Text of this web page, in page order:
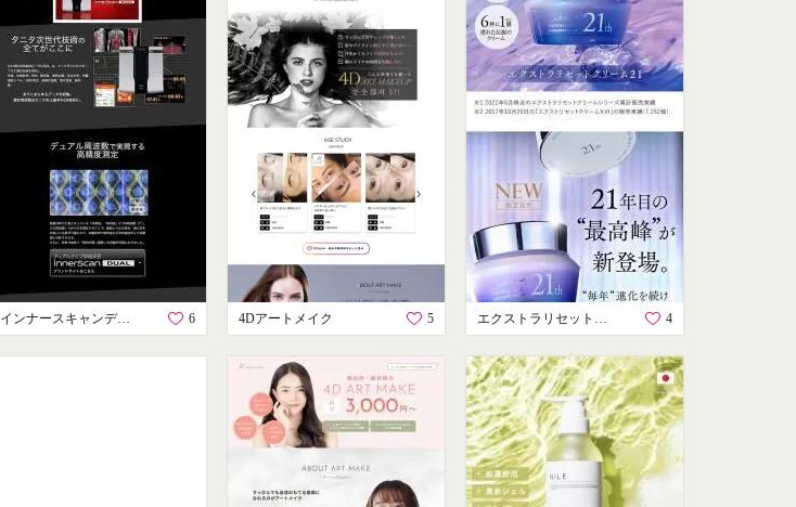
インナースキャンデュアル 6 4Dアートメイク 5 エクストラリセットクリーム２１ 4